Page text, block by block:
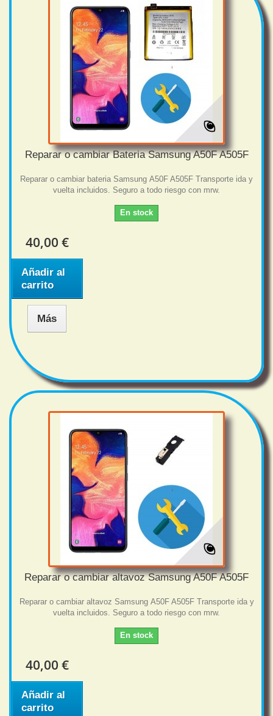
Reparar o cambiar Bateria Samsung A50F A505F
Reparar o cambiar bateria Samsung A50F A505F Transporte ida y
vuelta incluidos. Seguro a todo riesgo con mrw.
En stock
40,00 €
Añadir al
carrito
Más
Reparar o cambiar altavoz Samsung A50F A505F
Reparar o cambiar altavoz Samsung A50F A505F Transporte ida y
vuelta incluidos. Seguro a todo riesgo con mrw.
En stock
40,00 €
Añadir al
carrito